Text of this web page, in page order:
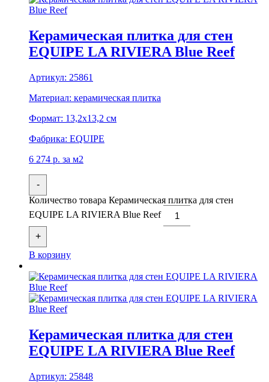
Керамическая плитка для стен
EQUIPE LA RIVIERA Blue Reef
Артикул: 25861
Материал: керамическая плитка
Формат: 13,2x13,2 см
Фабрика: EQUIPE
6 274 р. за м2
-
Количество товара Керамическая плитка для стен
EQUIPE LA RIVIERA Blue Reef
+
В корзину
Керамическая плитка для стен
EQUIPE LA RIVIERA Blue Reef
Артикул: 25848